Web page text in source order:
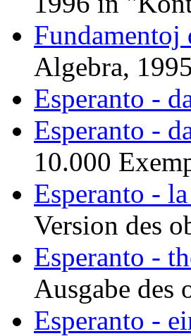
Fundamentoj
Algebra,
Esperanto -
Esperanto -
10.000
Esperanto -
Version des
Esperanto -
Ausgabe des
Esperanto -